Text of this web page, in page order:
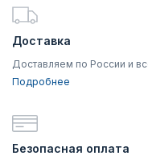
Доставка
Доставляем по России и
Подробнее
Безопасная оплата